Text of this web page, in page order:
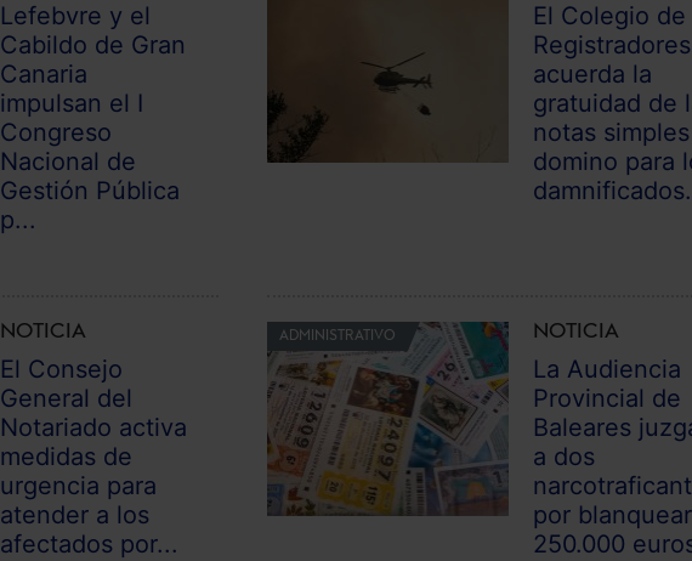
Lefebvre y el
Cabildo de Gran
Canaria
impulsan el I
Congreso
Nacional de
Gestión Pública
p...
El Colegio de
Registradores
acuerda la
gratuidad de
notas
domino para
NOTICIA
El Consejo
General del
Notariado activa
medidas de
urgencia para
atender a los
afectados por...
ADMINISTRATIVO NOTICIA
La Audiencia
Provincial de
Baleares
a dos
por blanquear
250.000